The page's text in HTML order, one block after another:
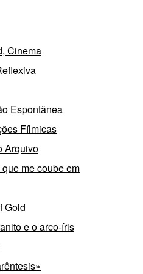
Cinema
Espontânea
Fílmicas
Arquivo
me coube em
Gold
e o arco-íris